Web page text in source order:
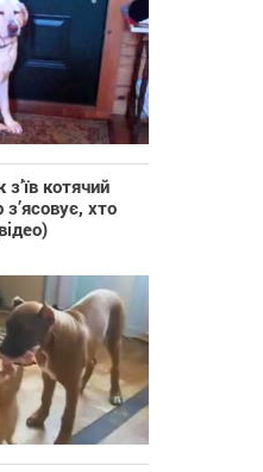
котячий
хто